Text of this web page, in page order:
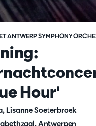
Hour'
Lisanne Soeterbroek
ANTWERP SYMPHONY
Antwerpen